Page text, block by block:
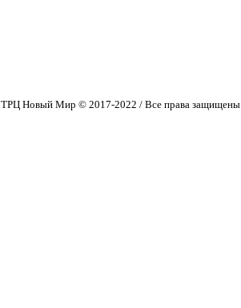
ТРЦ Новый Мир © 2017-2022 / Все права защищены